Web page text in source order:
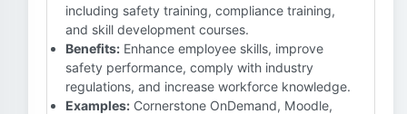
including safety training, compliance training,
and skill development courses.
Benefits: Enhance employee skills, improve
safety performance, comply with industry
regulations, and increase workforce knowledge.
Examples: Cornerstone OnDemand, Moodle,